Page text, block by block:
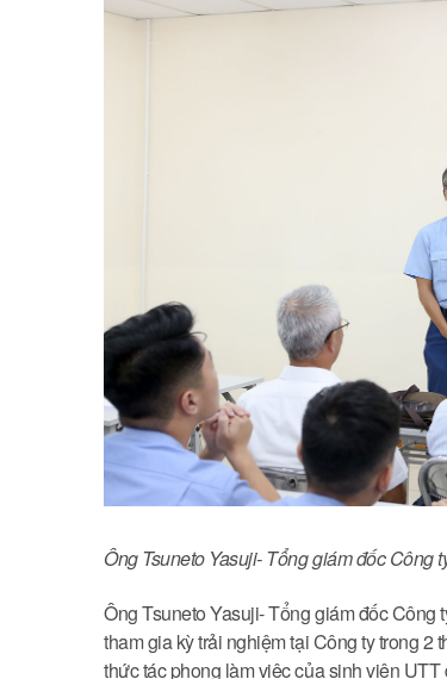
Ông Tsuneto Yasuji- Tổng giám đốc
Ông Tsuneto Yasuji- Tổng giám đốc
tham gia kỳ trải nghiệm tại Công ty trong 2
thức tác phong làm việc của sinh viên